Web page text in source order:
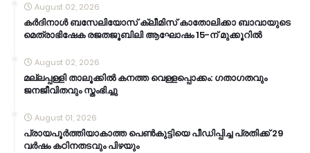
August 02, 2026
കര്‍ദിനാള്‍ ബസേലിയോസ് ക്ലീമിസ് കാതോലിക്കാ ബാവായുടെ
മെത്രാഭിഷേക രജതജൂബിലി ആഘോഷം 15-ന് മുക്കൂറില്‍
August 02, 2026
മല്ലപ്പള്ളി താലൂക്കിൽ കനത്ത വെള്ളപ്പൊക്കം: ഗതാഗതവും
ജനജീവിതവും സ്തംഭിച്ചു
August 01, 2026
പ്രായപൂർത്തിയാകാത്ത പെൺകുട്ടിയെ പീഡിപ്പിച്ച പ്രതിക്ക് 29
വർഷം കഠിനതടവും പിഴയും